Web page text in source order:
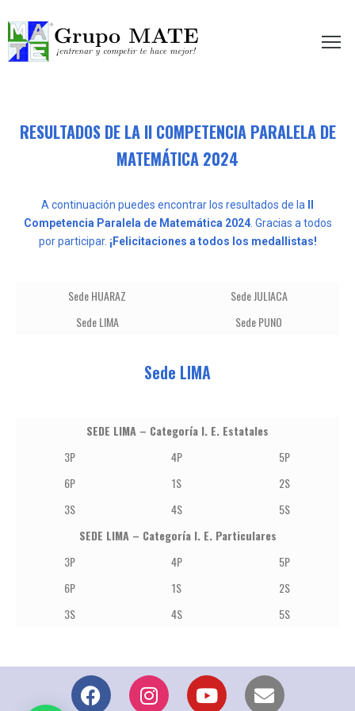
te hace mejor!
RESULTADOS DE LA II COMPETENCIA PARALELA DE
MATEMÁTICA 2024
A continuación puedes encontrar los resultados de la
Competencia Paralela de Matemática 2024. Gracias a todos
por participar. ¡Felicitaciones a todos los medallistas!
Sede HUARAZ
Sede JULIACA
Sede LIMA
Sede PUNO
Sede LIMA
SEDE LIMA – Categoría I. E. Estatales
3P
4P
5P
6P
1S
2S
3S
4S
5S
SEDE LIMA – Categoría I. E. Particulares
3P
4P
5P
6P
1S
2S
3S
4S 5S